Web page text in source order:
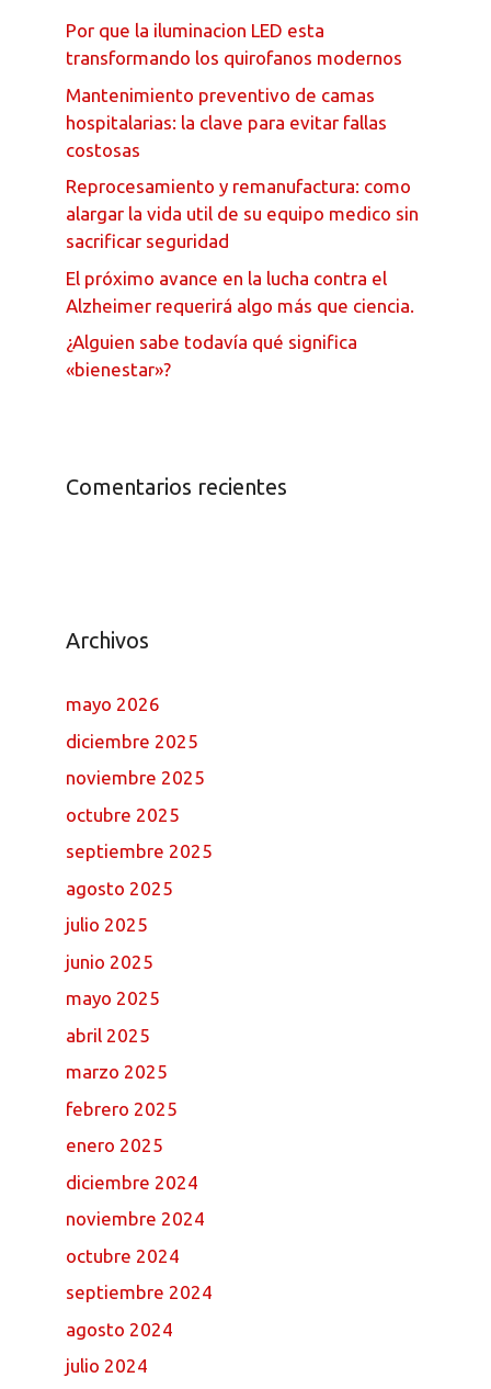
Por que la iluminacion LED esta
transformando los quirofanos modernos
Mantenimiento preventivo de camas
hospitalarias: la clave para evitar fallas
costosas
Reprocesamiento y remanufactura: como
alargar la vida util de su equipo medico sin
sacrificar seguridad
El próximo avance en la lucha contra el
Alzheimer requerirá algo más que ciencia.
¿Alguien sabe todavía qué significa
«bienestar»?
Comentarios recientes
Archivos
mayo 2026
diciembre 2025
noviembre 2025
octubre 2025
septiembre 2025
agosto 2025
julio 2025
junio 2025
mayo 2025
abril 2025
marzo 2025
febrero 2025
enero 2025
diciembre 2024
noviembre 2024
octubre 2024
septiembre 2024
agosto 2024
julio 2024